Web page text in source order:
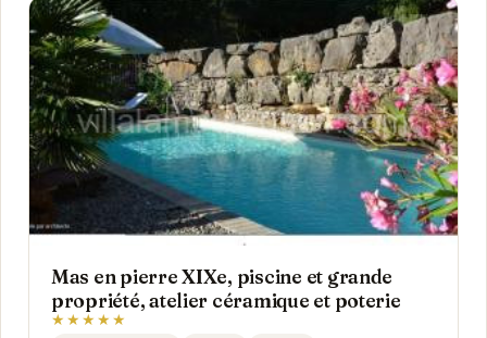
Mas en pierre XIXe, piscine et grande
propriété, atelier céramique et poterie
★★★★★